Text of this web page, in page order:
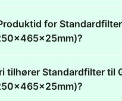
for
tilhører Standardfilter til